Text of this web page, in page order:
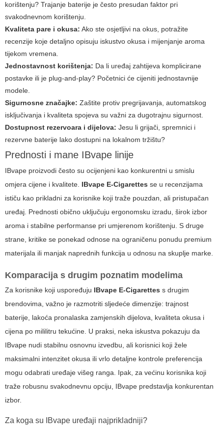
korištenju? Trajanje baterije je često presudan faktor pri
svakodnevnom korištenju.
Kvaliteta pare i okusa: Ako ste osjetljivi na okus, potražite
recenzije koje detaljno opisuju iskustvo okusa i mijenjanje aroma
tijekom vremena.
Jednostavnost korištenja: Da li uređaj zahtijeva komplicirane
postavke ili je plug-and-play? Početnici će cijeniti jednostavnije
modele.
Sigurnosne značajke: Zaštite protiv pregrijavanja, automatskog
isključivanja i kvaliteta spojeva su važni za dugotrajnu sigurnost.
Dostupnost rezervoara i dijelova: Jesu li grijači, spremnici i
rezervne baterije lako dostupni na lokalnom tržištu?
Prednosti i mane IBvape linije
IBvape proizvodi često su ocijenjeni kao konkurentni u smislu
omjera cijene i kvalitete. IBvape E-Cigarettes se u recenzijama
ističu kao prikladni za korisnike koji traže pouzdan, ali pristupačan
uređaj. Prednosti obično uključuju ergonomsku izradu, širok izbor
aroma i stabilne performanse pri umjerenom korištenju. S druge
strane, kritike se ponekad odnose na ograničenu ponudu premium
materijala ili manjak naprednih funkcija u odnosu na skuplje marke.
Komparacija s drugim poznatim modelima
Za korisnike koji uspoređuju IBvape E-Cigarettes s drugim
brendovima, važno je razmotriti sljedeće dimenzije: trajnost
baterije, lakoća pronalaska zamjenskih dijelova, kvaliteta okusa i
cijena po mililitru tekućine. U praksi, neka iskustva pokazuju da
IBvape nudi stabilnu osnovnu izvedbu, ali korisnici koji žele
maksimalni intenzitet okusa ili vrlo detaljne kontrole preferencija
mogu odabrati uređaje višeg ranga. Ipak, za većinu korisnika koji
traže robusnu svakodnevnu opciju, IBvape predstavlja konkurentan
izbor.
Za koga su IBvape uređaji najprikladniji?